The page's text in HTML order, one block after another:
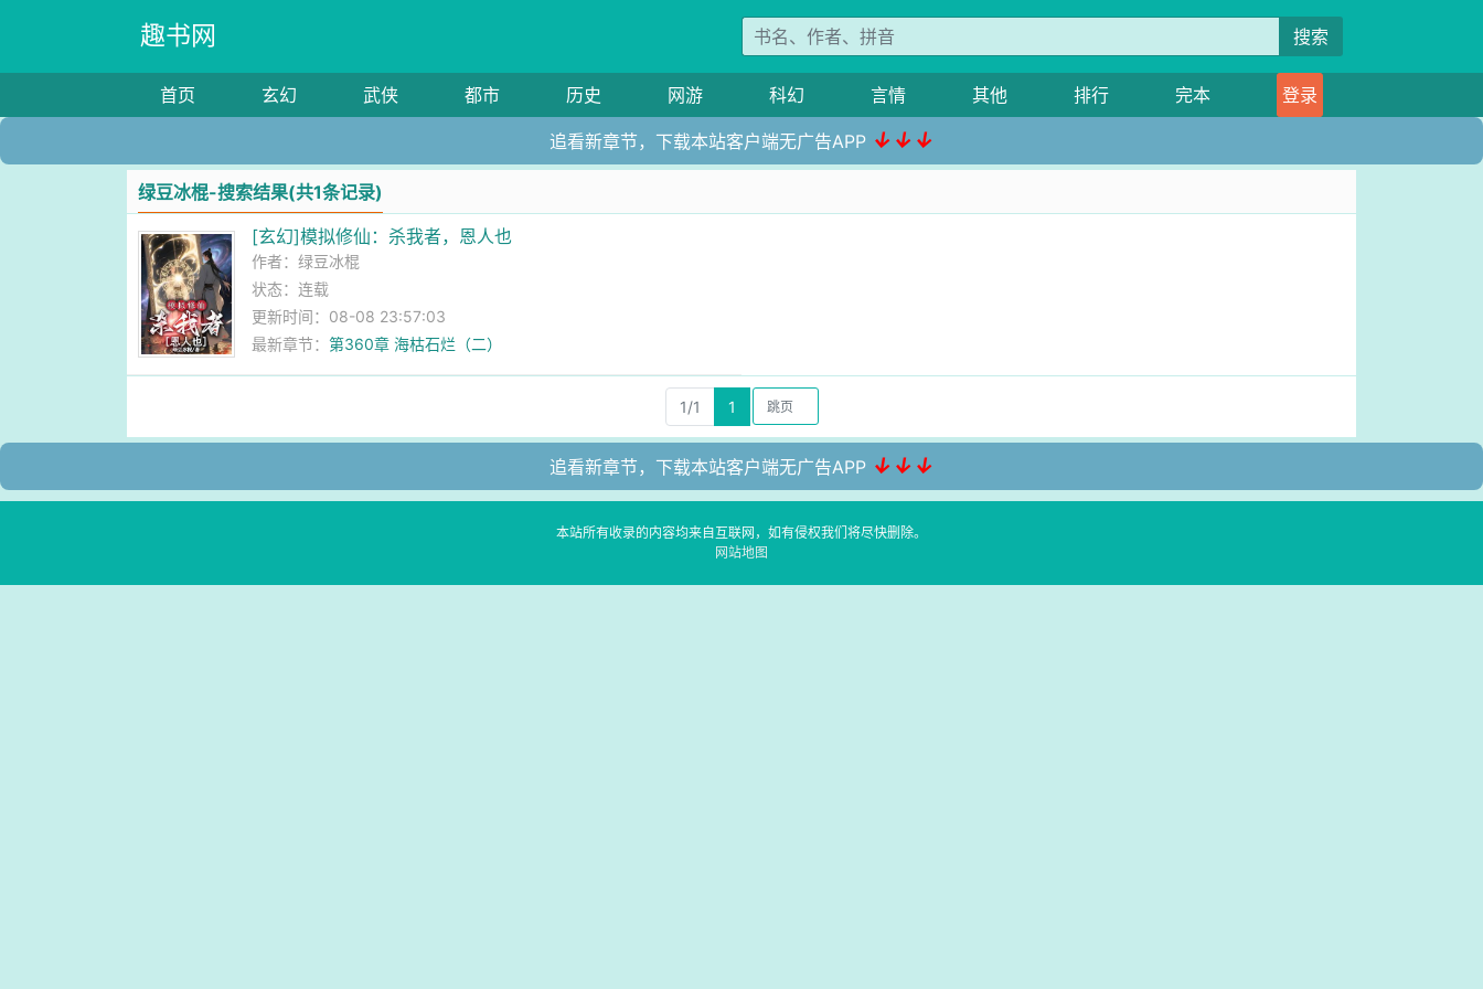
趣书网 搜索
首页 玄幻 武侠 都市 历史 网游 科幻 言情 其他 排行 完本 登录
追看新章节，下载本站客户端无广告APP ↓↓↓
绿豆冰棍-搜索结果(共1条记录)
[玄幻]模拟修仙：杀我者，恩人也
作者：绿豆冰棍
状态：连载
更新时间：08-08 23:57:03
最新章节：第360章 海枯石烂（二）
1/1 1
追看新章节，下载本站客户端无广告APP ↓↓↓
本站所有收录的内容均来自互联网，如有侵权我们将尽快删除。
网站地图